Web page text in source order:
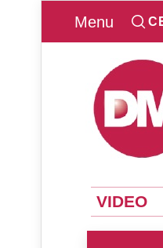
Menu
VIDEO